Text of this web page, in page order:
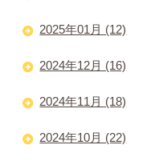
2025年01月 (12)
2024年12月 (16)
2024年11月 (18)
2024年10月 (22)